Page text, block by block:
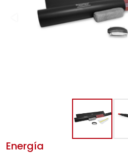
Energía